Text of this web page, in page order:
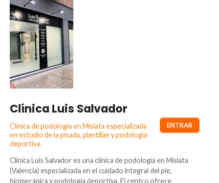
Clínica Luis Salvador
Clínica de podología en Mislata especializada
en estudio de la pisada, plantillas y podología
deportiva.
Clínica Luis Salvador es una clínica de podología en Mislata
(Valencia) especializada en el cuidado integral del pie,
biomecánica y podología deportiva. El centro ofrece